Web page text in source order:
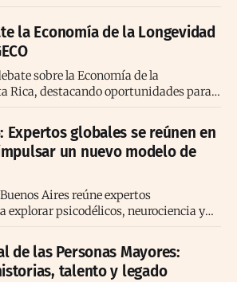
la Economía de la Longevidad
sobre la Economía de la
Rica, destacando oportunidades para
Expertos globales se reúnen en
un nuevo modelo de
Aires reúne expertos
explorar psicodélicos, neurociencia y
de las Personas Mayores:
talento y legado